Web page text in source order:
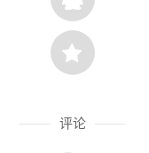
评论